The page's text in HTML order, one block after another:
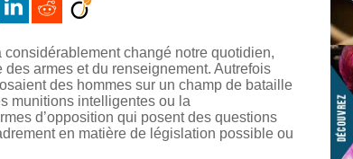
changé notre quotidien,
des armes et du renseignement. Autrefois
des hommes sur un champ de bataille
munitions intelligentes ou la
d’opposition qui posent des questions
en matière de législation possible ou